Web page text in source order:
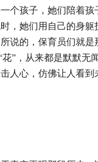
个孩子，她们陪着
，她们用自己的身躯
的，保育员们就是
”，从来都是默默无
人心，仿佛让人看到